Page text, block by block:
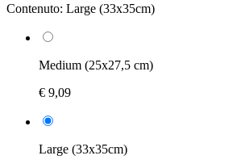
Contenuto: Large (33x35cm)
Medium (25x27,5 cm)
€ 9,09
Large (33x35cm)